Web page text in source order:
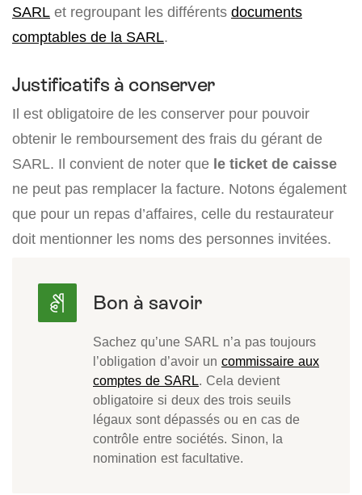
SARL et regroupant les différents documents
comptables de la SARL.
Justificatifs à conserver
Il est obligatoire de les conserver pour pouvoir
obtenir le remboursement des frais du gérant de
SARL. Il convient de noter que le ticket de caisse
ne peut pas remplacer la facture. Notons également
que pour un repas d’affaires, celle du restaurateur
doit mentionner les noms des personnes invitées.
Sachez qu’une SARL n’a pas toujours
l’obligation d’avoir un commissaire aux
comptes de SARL. Cela devient
obligatoire si deux des trois seuils
légaux sont dépassés ou en cas de
contrôle entre sociétés. Sinon, la
nomination est facultative.